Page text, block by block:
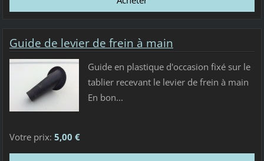
Guide de levier de frein à main
Guide en plastique d'occasion fixé sur le
tablier recevant le levier de frein à main
En bon...
Votre prix: 5,00 €